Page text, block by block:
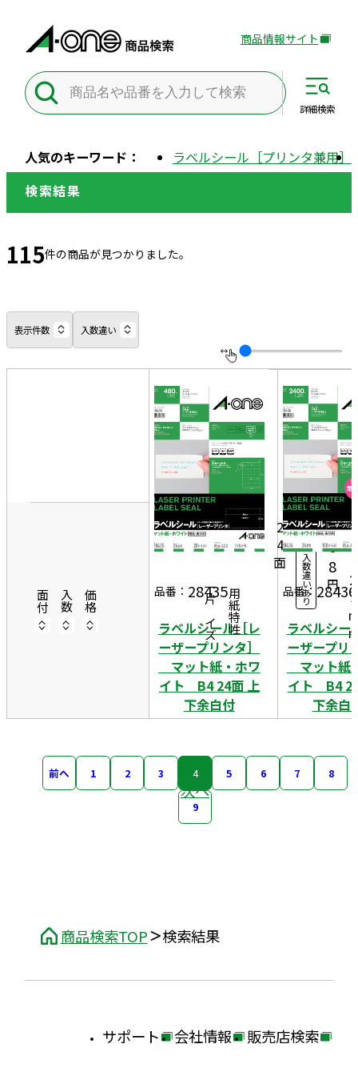
外
サ
別
す
商品情報サイト
人気のキーワード： ラベルシール［プリンタ兼用］
詳細検索
商品検索TOP 検索結果
検索結果
115件の商品が見つかりました。
表示件数 入数違い
示
面付 入数 価格 一片サイズ用紙特性
品番： 28435
ラベルシール［レ
ーザープリンタ］
マット紙・ホワ
イト B4 24面 上
下余白付
2
4
面
シ
ー
ト
入
数
違
い
あ
り
2,
0
6
8
円
8
6
3
品番： 28436
ラベルシー
ーザープリ
マット紙
イト B4
下余白
前へ 1 2 3 4 5 6 7 8
9
次へ
外
サポート
外
会社情報
外
販売店検索